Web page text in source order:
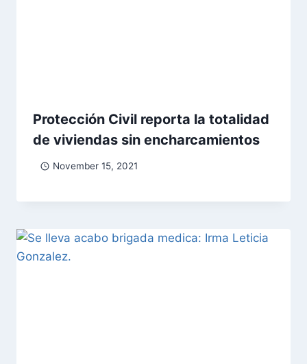
Protección Civil reporta la totalidad
de viviendas sin encharcamientos
November 15, 2021